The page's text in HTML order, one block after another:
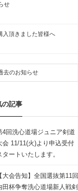
せ
入頂きました皆様へ
去のお知らせ
の記事
4回洗心道場ジュニア剣道
会 11/11(火)より申込受付
タートいたします。
【大会告知】全国選抜第11回
田杯争奪洗心道場新人戦剣